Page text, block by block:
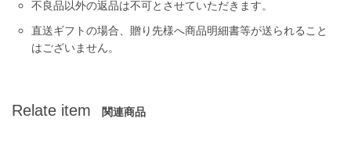
不良品以外の返品は不可とさせていただきます。
直送ギフトの場合、贈り先様へ商品明細書等が送られること
はございません。
Relate item 関連商品